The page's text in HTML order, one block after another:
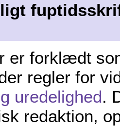
er forklædt
regler for
uredelighed.
redaktion,